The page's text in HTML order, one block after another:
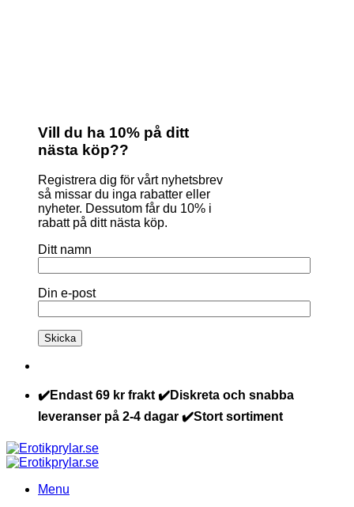
Vill du ha 10% på ditt
nästa köp??
Registrera dig för vårt nyhetsbrev
så missar du inga rabatter eller
nyheter. Dessutom får du 10% i
rabatt på ditt nästa köp.
Ditt namn
Din e-post
✔️Endast 69 kr frakt ✔️Diskreta och snabba
leveranser på 2-4 dagar ✔️Stort sortiment
Menu